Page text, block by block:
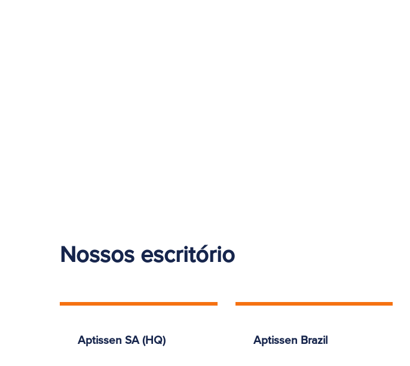
Nossos escritório
Aptissen SA (HQ) Aptissen Brazil